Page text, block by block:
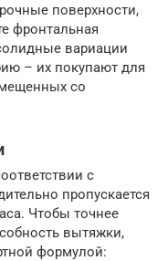
поверхности,
фронтальная
вариации
– их покупают для
со
с
пропускается
Чтобы точнее
вытяжки,
формулой: